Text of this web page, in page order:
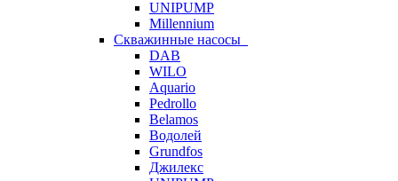
UNIPUMP
Millennium
Скважинные насосы
DAB
WILO
Aquario
Pedrollo
Belamos
Водолей
Grundfos
Джилекс